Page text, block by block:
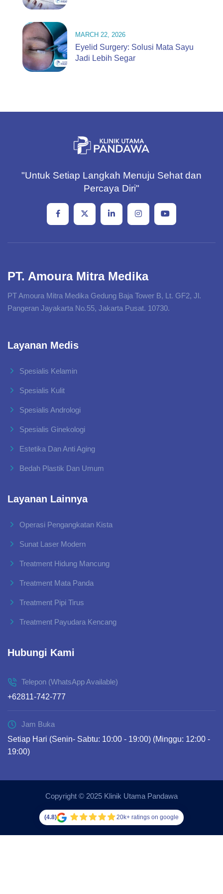
MARCH 22, 2026
Eyelid Surgery: Solusi Mata Sayu
Jadi Lebih Segar
"Untuk Setiap Langkah Menuju Sehat dan
Percaya Diri"
PT. Amoura Mitra Medika
PT Amoura Mitra Medika Gedung Baja Tower B, Lt. GF2, Jl.
Pangeran Jayakarta No.55, Jakarta Pusat. 10730.
Layanan Medis
Spesialis Kelamin
Spesialis Kulit
Spesialis Andrologi
Spesialis Ginekologi
Estetika Dan Anti Aging
Bedah Plastik Dan Umum
Layanan Lainnya
Operasi Pengangkatan Kista
Sunat Laser Modern
Treatment Hidung Mancung
Treatment Mata Panda
Treatment Pipi Tirus
Treatment Payudara Kencang
Hubungi Kami
Telepon (WhatsApp Available)
+62811-742-777
Jam Buka
Setiap Hari (Senin- Sabtu: 10:00 - 19:00) (Minggu: 12:00 -
19:00)
Copyright © 2025 Klinik Utama Pandawa
(4.8) 20k+ ratings on google